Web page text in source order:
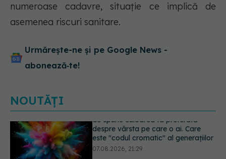
numeroase cadavre, situaţie ce implică de
asemenea riscuri sanitare.
Urmărește-ne și pe Google News -
abonează‑te!
NOUTĂȚI
EXCLUSIV Cancerele care pot fi
prevenite. Dr. Sorin Bogdan
(SANADOR): Au metode de